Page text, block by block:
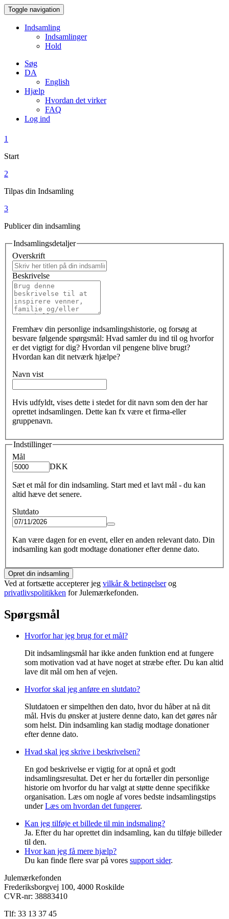
Toggle navigation
Indsamling
Indsamlinger
Hold
Søg
DA
English
Hjælp
Hvordan det virker
FAQ
Log ind
1
Start
2
Tilpas din Indsamling
3
Publicer din indsamling
Indsamlingsdetaljer
Overskrift
Beskrivelse
Fremhæv din personlige indsamlingshistorie, og forsøg at
besvare følgende spørgsmål: Hvad samler du ind til og hvorfor
er det vigtigt for dig? Hvordan vil pengene blive brugt?
Hvordan kan dit netværk hjælpe?
Navn vist
Hvis udfyldt, vises dette i stedet for dit navn som den der har
oprettet indsamlingen. Dette kan fx være et firma-eller
gruppenavn.
Indstillinger
Mål
DKK
Sæt et mål for din indsamling. Start med et lavt mål - du kan
altid hæve det senere.
Slutdato
Kan være dagen for en event, eller en anden relevant dato. Din
indsamling kan godt modtage donationer efter denne dato.
Opret din indsamling
Ved at fortsætte accepterer jeg vilkår & betingelserog
privatlivspolitikken for Julemærkefonden.
Spørgsmål
Hvorfor har jeg brug for et mål?
Dit indsamlingsmål har ikke anden funktion end at fungere
som motivation vad at have noget at stræbe efter. Du kan altid
lave dit mål om hen af vejen.
Hvorfor skal jeg anføre en slutdato?
Slutdatoen er simpelthen den dato, hvor du håber at nå dit
mål. Hvis du ønsker at justere denne dato, kan det gøres når
som helst. Din indsamling kan stadig modtage donationer
efter denne dato.
Hvad skal jeg skrive i beskrivelsen?
En god beskrivelse er vigtig for at opnå et godt
indsamlingsresultat. Det er her du fortæller din personlige
historie om hvorfor du har valgt at støtte denne specifikke
organisation. Læs om nogle af vores bedste indsamlingstips
underLæs om hvordan det fungerer.
Kan jeg tilføje et billede til min indsmaling?
Ja. Efter du har oprettet din indsamling, kan du tilføje billeder
til den.
Hvor kan jeg få mere hjælp?
Du kan finde flere svar på vores support sider.
Julemærkefonden
Frederiksborgvej 100, 4000 Roskilde
CVR-nr: 38883410
Tlf: 33 13 37 45